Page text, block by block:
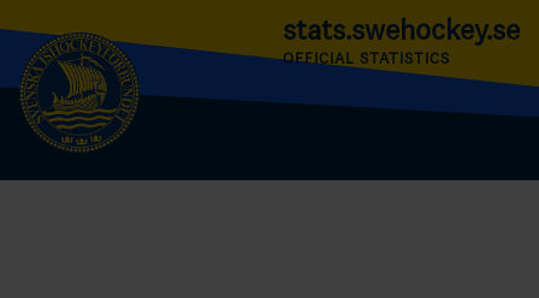
stats.swehockey.se
OFFICIAL STATISTICS